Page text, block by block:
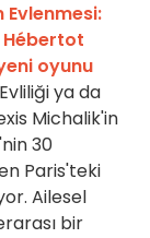
Evlenmesi:
Hébertot
oyunu
ya da
Michalik'in
30
Paris'teki
Ailesel
bir